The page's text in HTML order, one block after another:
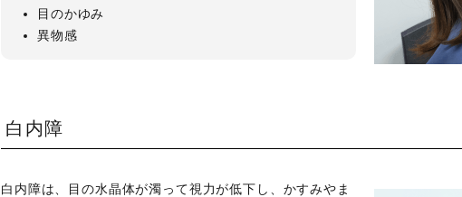
目のかゆみ
異物感
白内障
白内障は、目の水晶体が濁って視力が低下し、かすみやま